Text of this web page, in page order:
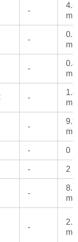
-
4.6
-
0.6
-
0.4
-
1.8
-
9.9
- 0
- 2
-
8.1
-
2.2